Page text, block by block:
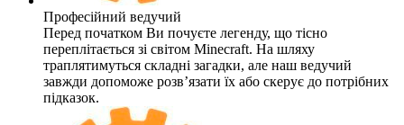
Професійний ведучий
Перед початком Ви почуєте легенду, що тісно
переплітається зі світом Minecraft. На шляху
траплятимуться складні загадки, але наш ведучий
завжди допоможе розв’язати їх або скерує до потрібних
підказок.